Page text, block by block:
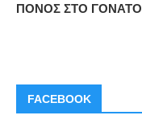
ΠΟΝΟΣ ΣΤΟ ΓΟΝΑΤΟ
FACEBOOK